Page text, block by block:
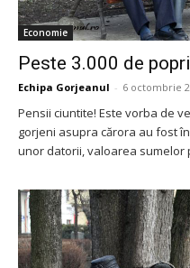
Economie
Peste 3.000 de
Echipa Gorjeanul - 6 octombrie
Pensii ciuntite! Este vorba de
gorjeni asupra cărora au fost
unor datorii, valoarea sumelor